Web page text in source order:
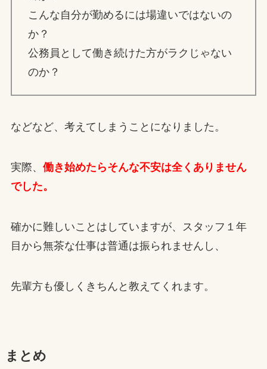
こんな自分が勤めるには場違いではないの
か？
公務員として働き続けた方がラクじゃない
のか？
などなど、考えてしまうことになりました。
実際、 働き始めたらそんな不安は全くありません
でした。
確かに難しいことはしていますが、スタッフ１年
目から無茶な仕事は普通は振られませんし、
先輩方も優しくきちんと教えてくれます。
まとめ